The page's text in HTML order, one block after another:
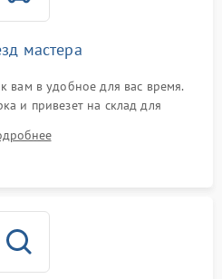
мастера
вам в удобное для вас время.
и привезет на склад для